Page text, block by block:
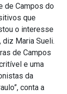
de Campos do
que
o interesse
diz Maria Sueli.
de Campos
e uma
da
conta a